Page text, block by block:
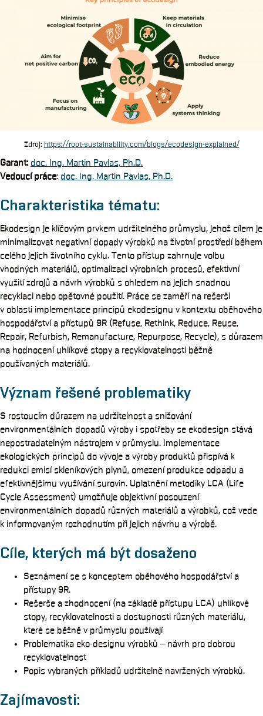
Zdroj: https://root-sustainability.com/blogs/ecodesign-explained/
Garant: doc. Ing. Martin Pavlas, Ph.D.
Vedoucí práce: doc. Ing. Martin Pavlas, Ph.D.
Charakteristika tématu:
Ekodesign je klíčovým prvkem udržitelného průmyslu, jehož cílem je
minimalizovat negativní dopady výrobků na životní prostředí během
celého jejich životního cyklu. Tento přístup zahrnuje volbu
vhodných materiálů, optimalizaci výrobních procesů, efektivní
využití zdrojů a návrh výrobků s ohledem na jejich snadnou
recyklaci nebo opětovné použití. Práce se zaměří na rešerši
v oblasti implementace principů ekodesignu v kontextu oběhového
hospodářství a přístupů 9R (Refuse, Rethink, Reduce, Reuse,
Repair, Refurbish, Remanufacture, Repurpose, Recycle), s důrazem
na hodnocení uhlíkové stopy a recyklovatelnosti běžně
používaných materiálů.
Význam řešené problematiky
S rostoucím důrazem na udržitelnost a snižování
environmentálních dopadů výroby i spotřeby se ekodesign stává
nepostradatelným nástrojem v průmyslu. Implementace
ekologických principů do vývoje a výroby produktů přispívá k
redukci emisí skleníkových plynů, omezení produkce odpadu a
efektivnějšímu využívání surovin. Uplatnění metodiky LCA (Life
Cycle Assessment) umožňuje objektivní posouzení
environmentálních dopadů různých materiálů a výrobků, což vede
k informovaným rozhodnutím při jejich návrhu a výrobě.
Cíle, kterých má být dosaženo
Seznámení se s konceptem oběhového hospodářství a
přístupy 9R.
Rešerše a zhodnocení (na základě přístupu LCA) uhlíkové
stopy, recyklovatelnosti a dostupnosti různých materiálu,
které se běžně v průmyslu používají
Problematika eko-designu výrobků – návrh pro dobrou
recyklovatelnost
Popis vybraných příkladů udržitelně navržených výrobků.
Zajímavosti: